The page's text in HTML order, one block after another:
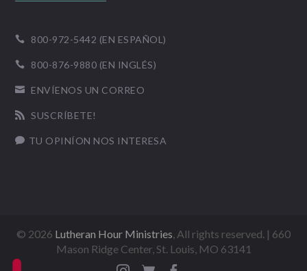
 800-972-5442 (EN ESPAÑOL)
 800-876-9880 (EN INGLÉS)
 ENVÍENOS UN CORREO
 SUSCRÍBETE!
 TU OPINÍON NOS INTERESA
© 2026 Lutheran Hour Ministries, All rights reserved. | 660
Mason Ridge Center, St. Louis, MO 63141